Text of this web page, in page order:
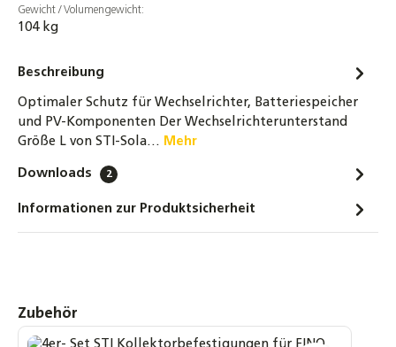
Gewicht / Volumengewicht:
104 kg
Beschreibung
Optimaler Schutz für Wechselrichter, Batteriespeicher
und PV-Komponenten Der Wechselrichterunterstand
Größe L von STI-Sola… Mehr
Downloads 2
Informationen zur Produktsicherheit
Produktgalerie überspringen
Zubehör